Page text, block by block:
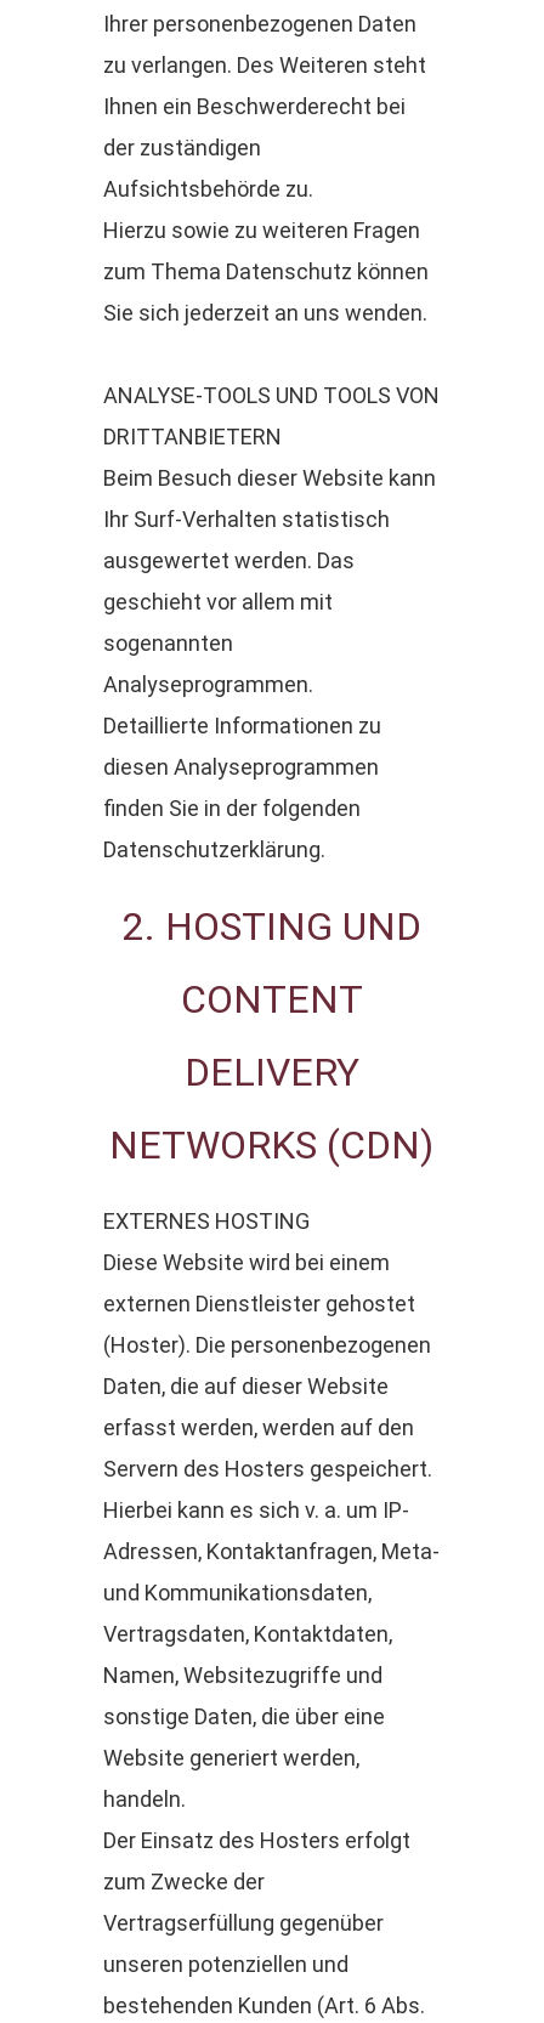
Ihrer personenbezogenen Daten
zu verlangen. Des Weiteren steht
Ihnen ein Beschwerderecht bei
der zuständigen
Aufsichtsbehörde zu.
Hierzu sowie zu weiteren Fragen
zum Thema Datenschutz können
Sie sich jederzeit an uns wenden.
ANALYSE-TOOLS UND TOOLS VON
DRITTANBIETERN
Beim Besuch dieser Website kann
Ihr Surf-Verhalten statistisch
ausgewertet werden. Das
geschieht vor allem mit
sogenannten
Analyseprogrammen.
Detaillierte Informationen zu
diesen Analyseprogrammen
finden Sie in der folgenden
Datenschutzerklärung.
2. HOSTING UND
CONTENT
DELIVERY
NETWORKS (CDN)
EXTERNES HOSTING
Diese Website wird bei einem
externen Dienstleister gehostet
(Hoster). Die personenbezogenen
Daten, die auf dieser Website
erfasst werden, werden auf den
Servern des Hosters gespeichert.
Hierbei kann es sich v. a. um IP-
Adressen, Kontaktanfragen, Meta-
und Kommunikationsdaten,
Vertragsdaten, Kontaktdaten,
Namen, Websitezugriffe und
sonstige Daten, die über eine
Website generiert werden,
handeln.
Der Einsatz des Hosters erfolgt
zum Zwecke der
Vertragserfüllung gegenüber
unseren potenziellen und
bestehenden Kunden (Art. 6 Abs.